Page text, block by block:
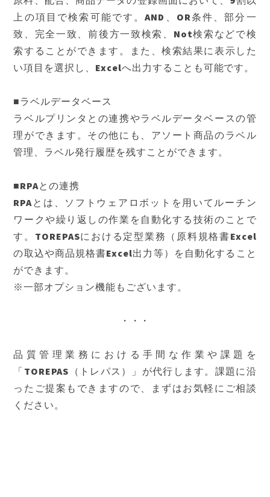
上の項目で検索可能です。AND、OR条件、部分一
致、完全一致、前後方一致検索、Not検索などで検
索することができます。また、検索結果に表示した
い項目を選択し、Excelへ出力することも可能です。
■ラベルデータベース
ラベルプリンタとの連携やラベルデータベースの管
理ができます。その他にも、アソート商品のラベル
管理、ラベル発行履歴を残すことができます。
■RPAとの連携
RPAとは、ソフトウェアロボットを用いてルーチン
ワークや繰り返しの作業を自動化する技術のことで
す。TOREPASにおける定型業務（原料規格書Excel
の取込や商品規格書Excel出力等）を自動化すること
ができます。
※一部オプション機能もございます。
・・・
品質管理業務における手間な作業や課題を
「TOREPAS（トレパス）」が代行します。課題に沿
ったご提案もできますので、まずはお気軽にご相談
ください。